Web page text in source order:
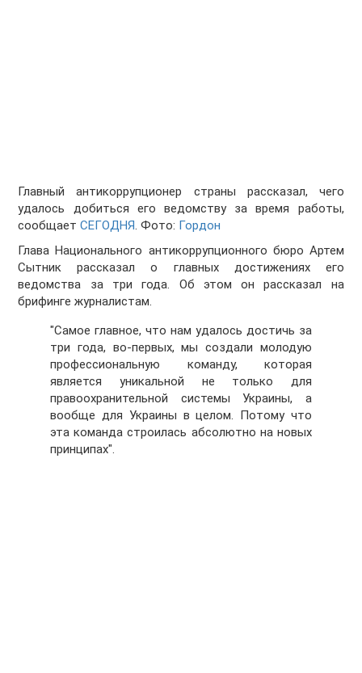
Главный антикоррупционер страны рассказал, чего
удалось добиться его ведомству за время работы,
сообщаетСЕГОДНЯ. Фото: Гордон
Глава Национального антикоррупционного бюро Артем
Сытник рассказал о главных достижениях его
ведомства за три года. Об этом он рассказал на
брифинге журналистам.
"Самое главное, что нам удалось достичь за
три года, во-первых, мы создали молодую
профессиональную команду, которая
является уникальной не только для
правоохранительной системы Украины, а
вообще для Украины в целом. Потому что
эта команда строилась абсолютно на новых
принципах".